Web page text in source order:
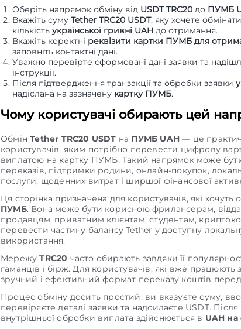
Оберіть напрямок обміну від USDT TRC20 до ПУМБ
Вкажіть суму Tether TRC20 USDT, яку хочете
кількість української гривні UAH до отримання.
Вкажіть коректні реквізити картки ПУМБ для
заповніть контактні дані.
Уважно перевірте сформовані дані заявки та
інструкції.
Після підтвердження транзакції та обробки заявки
надіслана на зазначену картку ПУМБ.
Чому користувачі обирають цей
ОбмінTether TRC20 USDT на ПУМБ UAH — це
користувачів, яким потрібно перевести цифрову
виплатою на картку ПУМБ. Такий напрямок може
переказів, підтримки родини, онлайн-покупок,
послуги, щоденних витрат і ширшої фінансової
Ця сторінка призначена для користувачів, які хочуть
ПУМБ. Вона може бути корисною фрилансерам,
продавцям, приватним клієнтам, студентам,
перевести частину балансу Tether у доступну
використання.
МережуTRC20 часто обирають завдяки її
гаманців і бірж. Для користувачів, які вже працюють
зручний і ефективний формат переказу коштів
Процес обміну досить простий: ви вказуєте суму,
перевіряєте деталі заявки та надсилаєте USDT.
внутрішньої обробки виплата здійснюється в UAH